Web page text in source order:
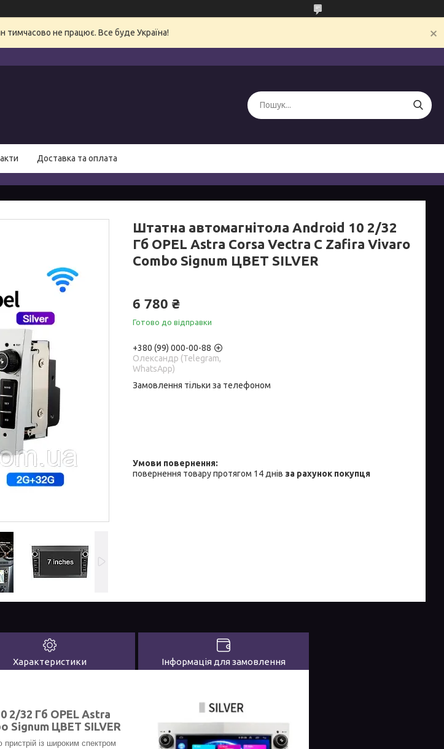
тимчасово не працює. Все буде Україна!
Доставка та оплата
Штатна автомагнітола Android 10 2/32
Гб OPEL Astra Corsa Vectra C Zafira Vivaro
Combo Signum ЦВЕТ SILVER
6 780 ₴
Готово до відправки
+380 (99) 000-00-88
Олександр (Telegram,
WhatsApp)
Замовлення тільки за телефоном
повернення товару протягом 14 днів за рахунок покупця
Характеристики Інформація для замовлення
2/32 Гб OPEL Astra
Signum ЦВЕТ SILVER
із широким спектром